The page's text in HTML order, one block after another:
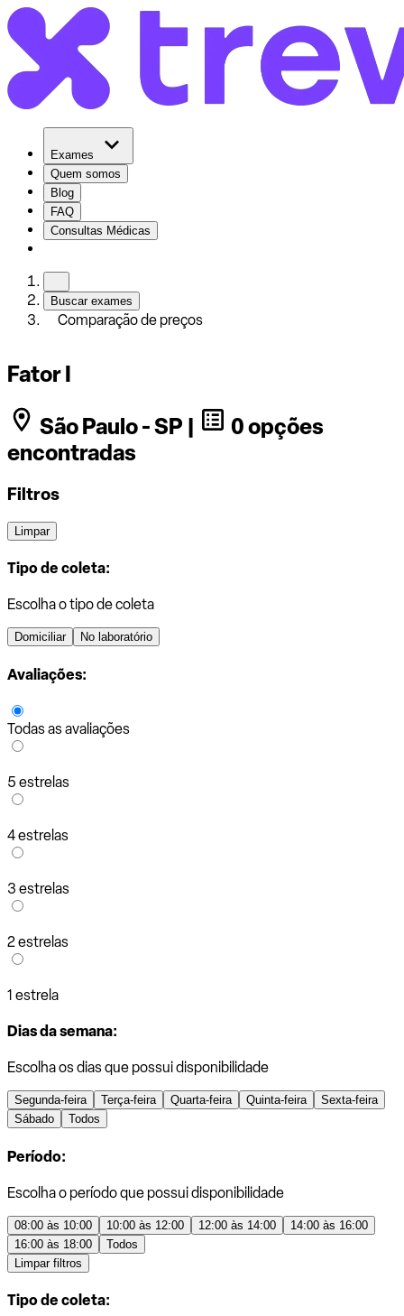
Exames
Quem somos
Blog
FAQ
Consultas Médicas
Buscar exames
Comparação de preços
Fator I
São Paulo - SP |
0 opções
encontradas
Filtros
Limpar
Tipo de coleta:
Escolha o tipo de coleta
Domiciliar No laboratório
Avaliações:
Todas as avaliações
5 estrelas
4 estrelas
3 estrelas
2 estrelas
1 estrela
Dias da semana:
Escolha os dias que possui disponibilidade
Segunda-feira Terça-feira Quarta-feira Quinta-feira
Sexta-feira
Sábado
Todos
Período:
Escolha o período que possui disponibilidade
08:00 às 10:00 10:00 às 12:00 12:00 às 14:00
14:00 às 16:00
16:00 às 18:00
Todos
Limpar filtros
Tipo de coleta: